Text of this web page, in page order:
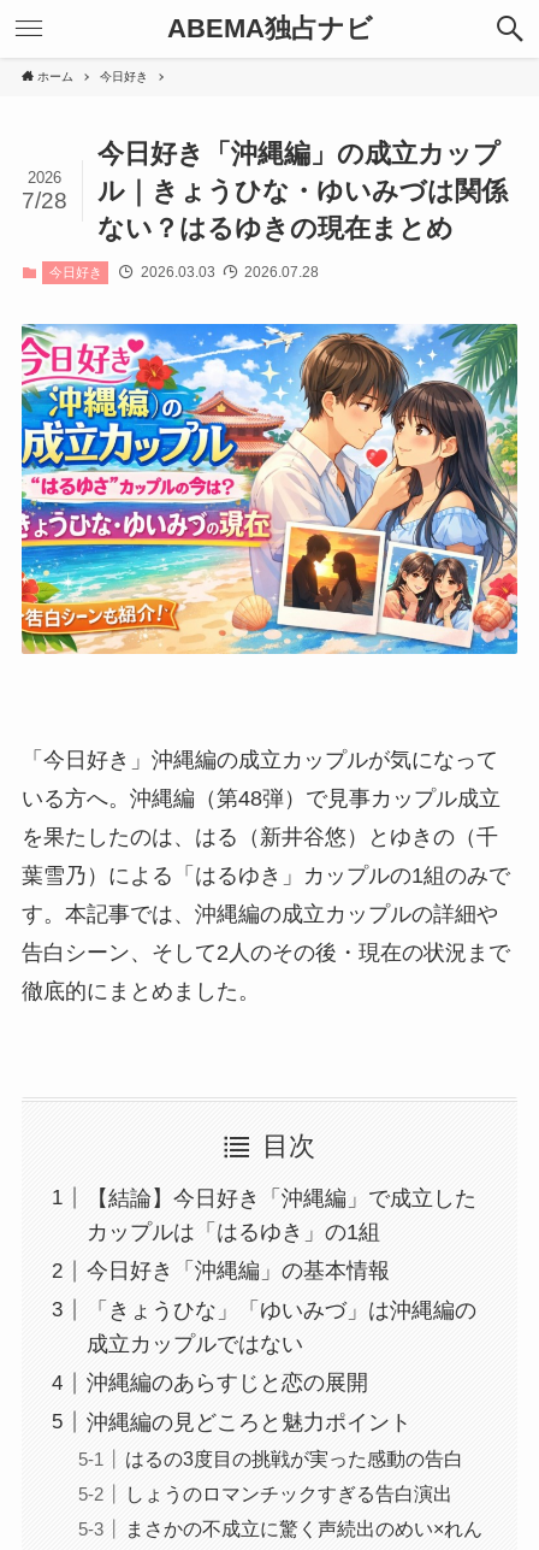
ABEMA独占ナビ
ホーム 今日好き
今日好き「沖縄編」の成立カップ
ル｜きょうひな・ゆいみづは関係
ない？はるゆきの現在まとめ
2026
7/28
今日好き 2026.03.03 2026.07.28
「今日好き」沖縄編の成立カップルが気になって
いる方へ。沖縄編（第48弾）で見事カップル成立
を果たしたのは、はる（新井谷悠）とゆきの（千
葉雪乃）による「はるゆき」カップルの1組のみで
す。本記事では、沖縄編の成立カップルの詳細や
告白シーン、そして2人のその後・現在の状況まで
徹底的にまとめました。
目次
【結論】今日好き「沖縄編」で成立した
カップルは「はるゆき」の1組
今日好き「沖縄編」の基本情報
「きょうひな」「ゆいみづ」は沖縄編の
成立カップルではない
沖縄編のあらすじと恋の展開
沖縄編の見どころと魅力ポイント
はるの3度目の挑戦が実った感動の告白
しょうのロマンチックすぎる告白演出
まさかの不成立に驚く声続出のめい×れん